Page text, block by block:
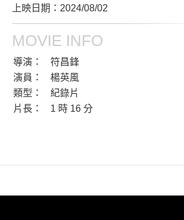
上映日期：2024/08/02
MOVIE INFO
導演：
符昌鋒
演員：
楊英風
類型：
紀錄片
片長：
1 時 16 分